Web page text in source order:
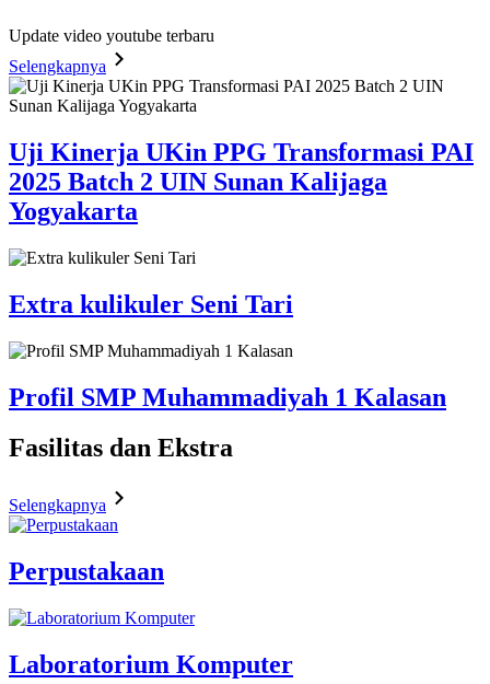
Update video youtube terbaru
Selengkapnya
Uji Kinerja UKin PPG Transformasi PAI
2025 Batch 2 UIN Sunan Kalijaga
Yogyakarta
Extra kulikuler Seni Tari
Profil SMP Muhammadiyah 1 Kalasan
Fasilitas dan Ekstra
Selengkapnya
Perpustakaan
Laboratorium Komputer